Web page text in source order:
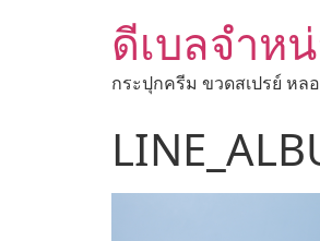
ดีเบลจำห
กระปุกครีม ขวดสเปรย์ หล